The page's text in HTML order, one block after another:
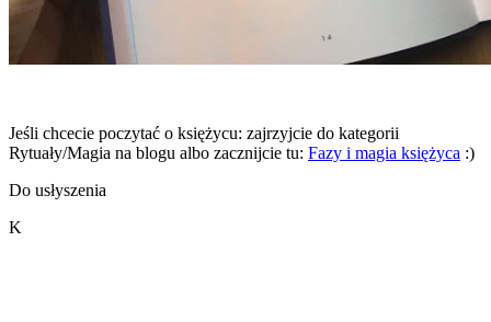
Jeśli chcecie poczytać o księżycu: zajrzyjcie do kategorii
Rytuały/Magia na blogu albo zacznijcie tu: Fazy i magia księżyca :)
Do usłyszenia
K